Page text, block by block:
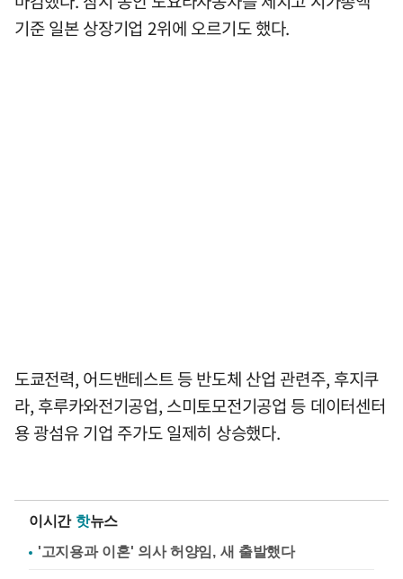
기준 일본 상장기업 2위에 오르기도 했다.
도쿄전력, 어드밴테스트 등 반도체 산업 관련주, 후지쿠
라, 후루카와전기공업, 스미토모전기공업 등 데이터센터
용 광섬유 기업 주가도 일제히 상승했다.
이시간 핫뉴스
'고지용과 이혼' 의사 허양임, 새 출발했다